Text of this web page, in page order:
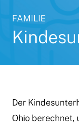
FAMILIE
Der
Ohio berechnet,